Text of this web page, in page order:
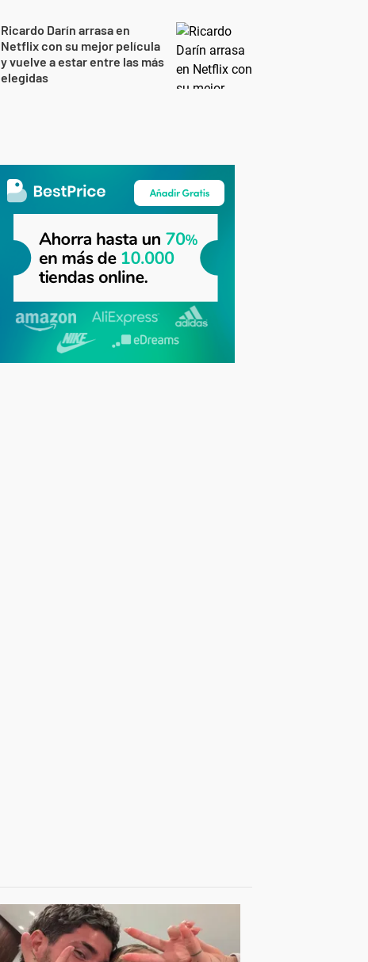
Ricardo Darín arrasa en
Netflix con su mejor película
y vuelve a estar entre las más
elegidas